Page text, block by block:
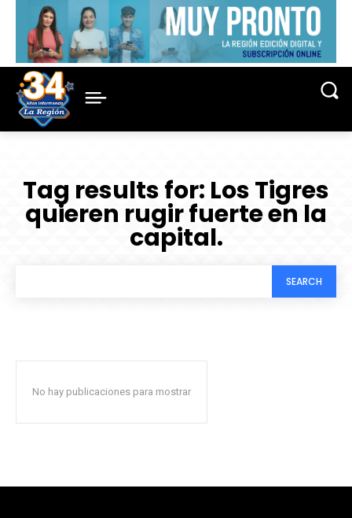
Tag results for: Los Tigres
quieren rugir fuerte en la
capital.
SEARCH
No hay publicaciones para mostrar